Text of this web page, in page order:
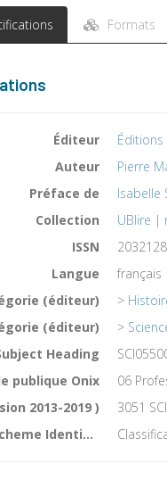
Formats
Éditeur
Éditions
Auteur
Pierre
Préface de
Isabelle
Collection
UBlire |
ISSN
Langue
français
(éditeur)
>
(éditeur)
>
Heading
publique Onix
06
2013-2019 )
3051
Subject Scheme Identifier Code